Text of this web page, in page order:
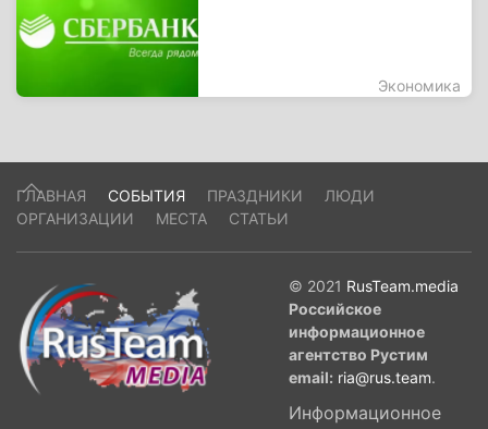
Экономика
ГЛАВНАЯ СОБЫТИЯ ПРАЗДНИКИ
ЛЮДИ
ОРГАНИЗАЦИИ
МЕСТА СТАТЬИ
© 2021 RusTeam.media
Российское
информационное
агентство Рустим
email: ria@rus.team.
Информационное